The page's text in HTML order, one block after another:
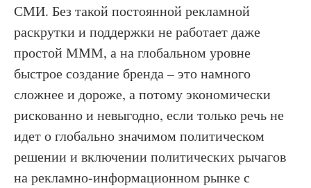
СМИ. Без такой постоянной рекламной
раскрутки и поддержки не работает даже
простой МММ, а на глобальном уровне
быстрое создание бренда – это намного
сложнее и дороже, а потому экономически
рискованно и невыгодно, если только речь не
идет о глобально значимом политическом
решении и включении политических рычагов
на рекламно-информационном рынке с